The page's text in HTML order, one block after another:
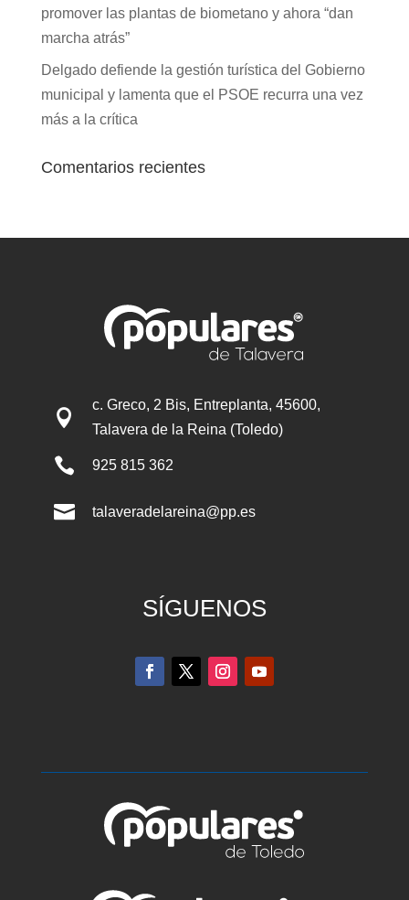
promover las plantas de biometano y ahora “dan
marcha atrás”
Delgado defiende la gestión turística del Gobierno
municipal y lamenta que el PSOE recurra una vez
más a la crítica
Comentarios recientes

c. Greco, 2 Bis, Entreplanta, 45600,
Talavera de la Reina (Toledo)
 925 815 362
 talaveradelareina@pp.es
SÍGUENOS